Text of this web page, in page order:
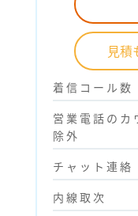
見積
着信コール数
営業電話のカ
除外
チャット連絡
内線取次